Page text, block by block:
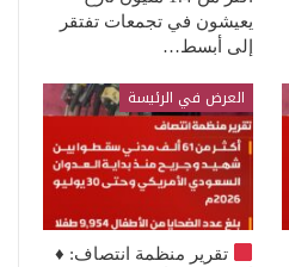
يعيشون في تجمعات تفتقر
إلى أبسط…
العرض في الرئيسة
تقرير منظمة انتصاف: ♦️